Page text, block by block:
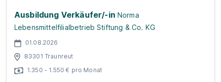
Ausbildung Verkäufer/-in Norma
Lebensmittelfilialbetrieb Stiftung & Co. KG
01.08.2026
83301 Traunreut
1.350 - 1.550 € pro Monat